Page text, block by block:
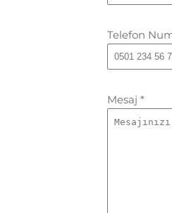
Telefon
Mesaj *